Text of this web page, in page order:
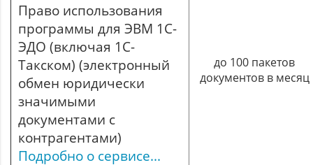
Право использования
программы для ЭВМ 1С-
ЭДО (включая 1С-
Такском) (электронный
обмен юридически
значимыми
документами с
контрагентами)
Подробно о сервисе...
до 100 пакетов
документов в месяц